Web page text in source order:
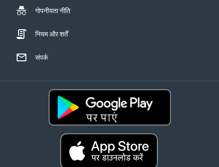
गोपनीयता नीति
नियम और शर्तें
संपर्क